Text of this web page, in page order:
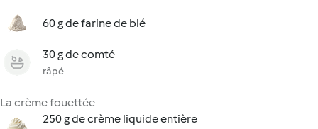
60 g de farine de blé
30 g de comté
râpé
La crème fouettée
250 g de crème liquide entière